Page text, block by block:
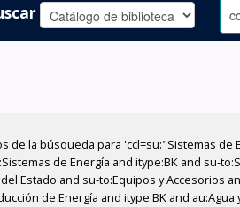
de la búsqueda para 'ccl=su:"Sistemas de
de Energía and itype:BK and su-
Estado and su-to:Equipos y Accesorios
de Energía and itype:BK and